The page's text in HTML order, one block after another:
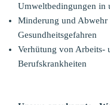
Umweltbedingungen in
Minderung und Abwehr
Gesundheitsgefahren
Verhütung von Arbeits-
Berufskrankheiten